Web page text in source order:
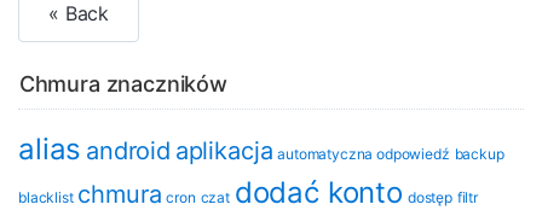
« Back
Chmura znaczników
alias android aplikacja automatyczna odpowiedź backup
blacklist chmura cron czat dodać konto dostęp filtr